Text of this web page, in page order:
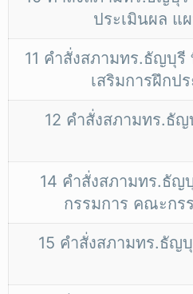
ประเมินผล แ
11 คำสั่งสภามทร.ธัญบุรี
เสริมการฝึก
12 คำสั่งสภามทร.ธั
14 คำสั่งสภามทร.ธัญ
กรรมการ คณะกร
15 คำสั่งสภามทร.ธัญ